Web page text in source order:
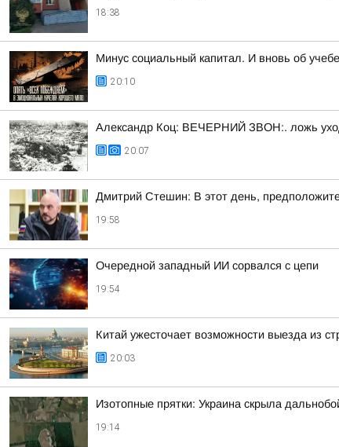
18:38
Минус социальный капитал. И вновь об
20:10
Александр Коц: ВЕЧЕРНИЙ ЗВОН:. ложь
20:07
Дмитрий Стешин: В этот день,
19:58
Очередной западный ИИ сорвался с цепи
19:54
Китай ужесточает возможности выезда из
20:03
Изотопные прятки: Украина скрыла
19:14